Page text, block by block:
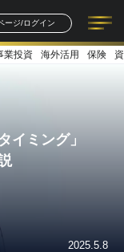
ージ/ログイン
記事一覧 連載一覧
著者一覧 書籍一覧
業投資 海外活用 保険
イミング」
2025.5.8